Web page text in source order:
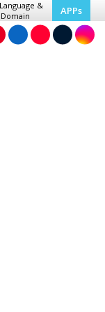
Language &
Domain
APPs